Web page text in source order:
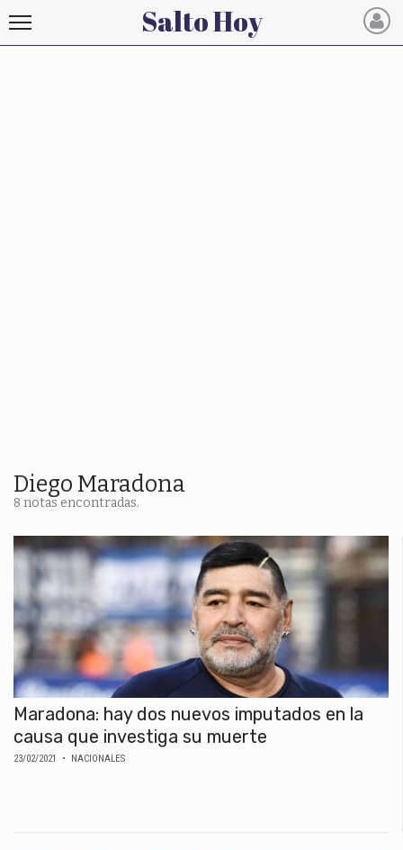
REGIONALES
SALUD
SERVICIOS
Salto Hoy
Diego Maradona
8 notas encontradas.
Maradona: hay dos nuevos imputados en la
causa que investiga su muerte
23/02/2021 • NACIONALES